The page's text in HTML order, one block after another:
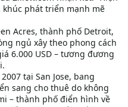
khúc phát triển mạnh mẽ
Acres, thành phố Detroit,
ngủ xây theo phong cách
6.000 USD – tương đương
tại San Jose, bang
sang cho thuê do không
– thành phố điển hình về